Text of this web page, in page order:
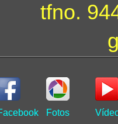
tfno.
Fotos